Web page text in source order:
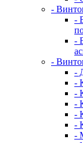
-
-
-
-
-
-
-
-
-
-
-